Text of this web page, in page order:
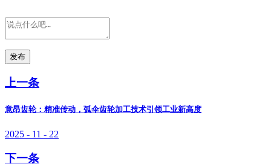
发布
上一条
意昂齿轮：精准传动，弧伞齿轮加工技术引领工业新高度
2025 - 11 - 22
下一条